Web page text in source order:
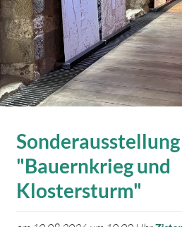
Sonderausstellung
"Bauernkrieg und
Klostersturm"